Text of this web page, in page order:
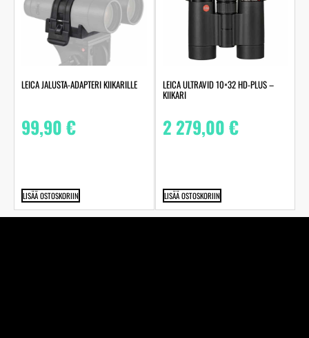
LEICA JALUSTA-ADAPTERI KIIKARILLE
99,90€
LISÄÄ OSTOSKORIIN
LEICA ULTRAVID 10×32 HD-PLUS –
KIIKARI
2 279,00€
LISÄÄ OSTOSKORIIN